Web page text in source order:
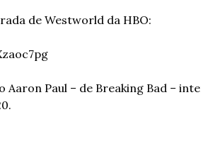
de Westworld da HBO:
Aaron Paul – de Breaking Bad –